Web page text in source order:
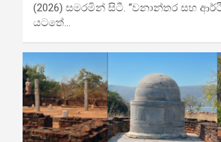
(2026) සමරමින් සිටී. “වනාන්තර සහ
යටතේ…